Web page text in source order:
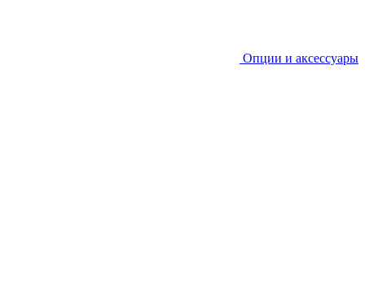
Опции и аксессуары